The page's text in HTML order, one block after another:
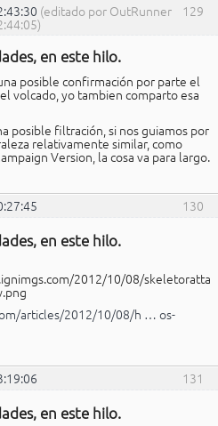
129
(editado por OutRunner
en este hilo.
posible confirmación por parte el
volcado, yo tambien comparto esa
posible filtración, si nos guiamos por
relativamente similar, como
Version, la cosa va para largo.
130
en este hilo.
articles/2012/10/08/h … os-
131
en este hilo.